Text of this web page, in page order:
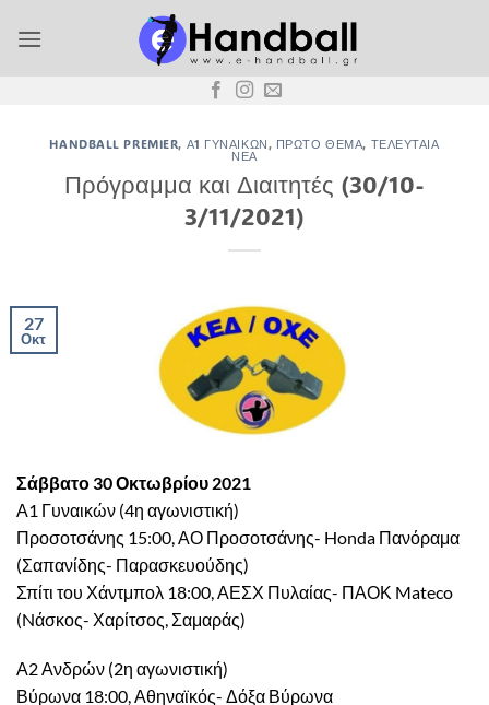
στο
HANDBALL PREMIER, Α1 ΓΥΝΑΙΚΏΝ, ΠΡΏΤΟ ΘΈΜΑ, ΤΕΛΕΥΤΑΊΑ
ΝΈΑ
Πρόγραμμα και Διαιτητές (30/10-
3/11/2021)
27
Οκτ
Σάββατο 30 Οκτωβρίου 2021
Α1 Γυναικών (4η αγωνιστική)
Προσοτσάνης 15:00, ΑΟ Προσοτσάνης- Honda Πανόραμα
(Σαπανίδης- Παρασκευούδης)
Σπίτι του Χάντμπολ 18:00, ΑΕΣΧ Πυλαίας- ΠΑΟΚ Mateco
(Nάσκος- Χαρίτσος, Σαμαράς)
Α2 Ανδρών (2η αγωνιστική)
Βύρωνα 18:00, Αθηναϊκός- Δόξα Βύρωνα